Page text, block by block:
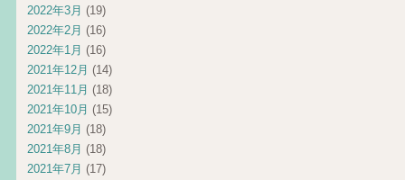
2022年3月 (19)
2022年2月 (16)
2022年1月 (16)
2021年12月 (14)
2021年11月 (18)
2021年10月 (15)
2021年9月 (18)
2021年8月 (18)
2021年7月 (17)